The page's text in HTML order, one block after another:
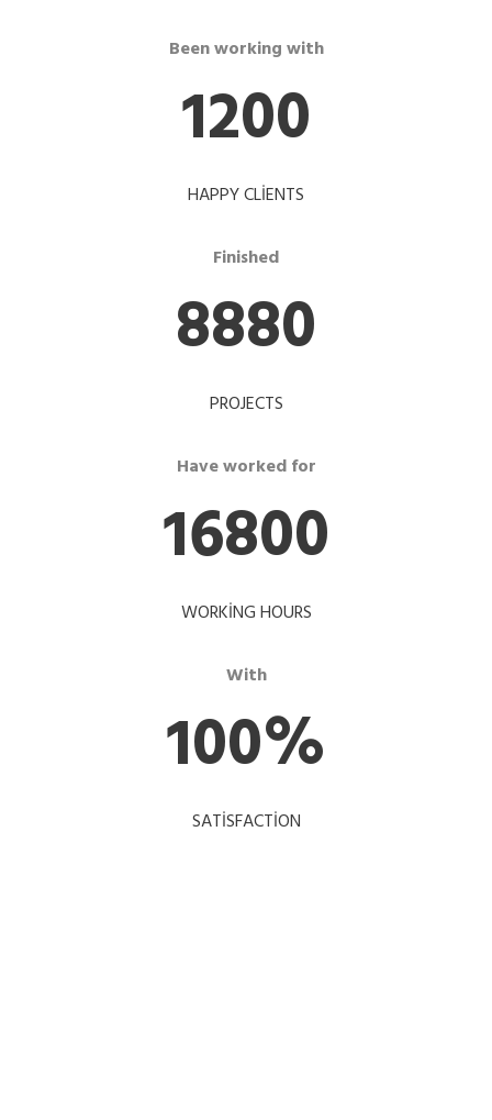
Been working with
1200
HAPPY CLIENTS
Finished
8880
PROJECTS
Have worked for
16800
WORKING HOURS
With
100%
SATISFACTION